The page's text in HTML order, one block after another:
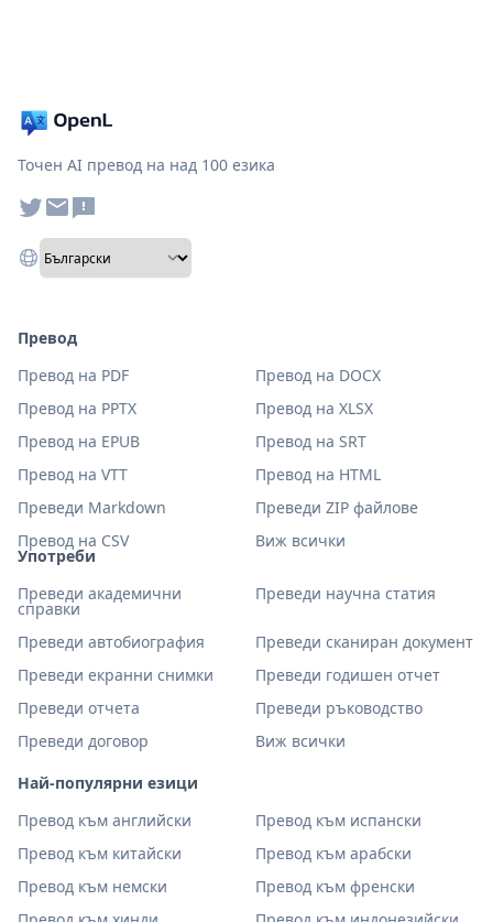
Точен AI превод на над 100 езика
Употреби
Преведи академични
справки
Преведи научна статия
Преведи автобиография
Преведи сканиран документ
Преведи екранни снимки
Преведи годишен отчет
Преведи отчета
Преведи ръководство
Преведи договор
Виж всички
Най-популярни езици
Превод към английски
Превод към испански
Превод към китайски
Превод към арабски
Превод към немски
Превод към френски
Превод
Превод на PDF
Превод на DOCX
Превод на PPTX
Превод на XLSX
Превод на EPUB
Превод на SRT
Превод на VTT
Превод на HTML
Преведи Markdown
Преведи ZIP файлове
Превод на CSV
Виж всички